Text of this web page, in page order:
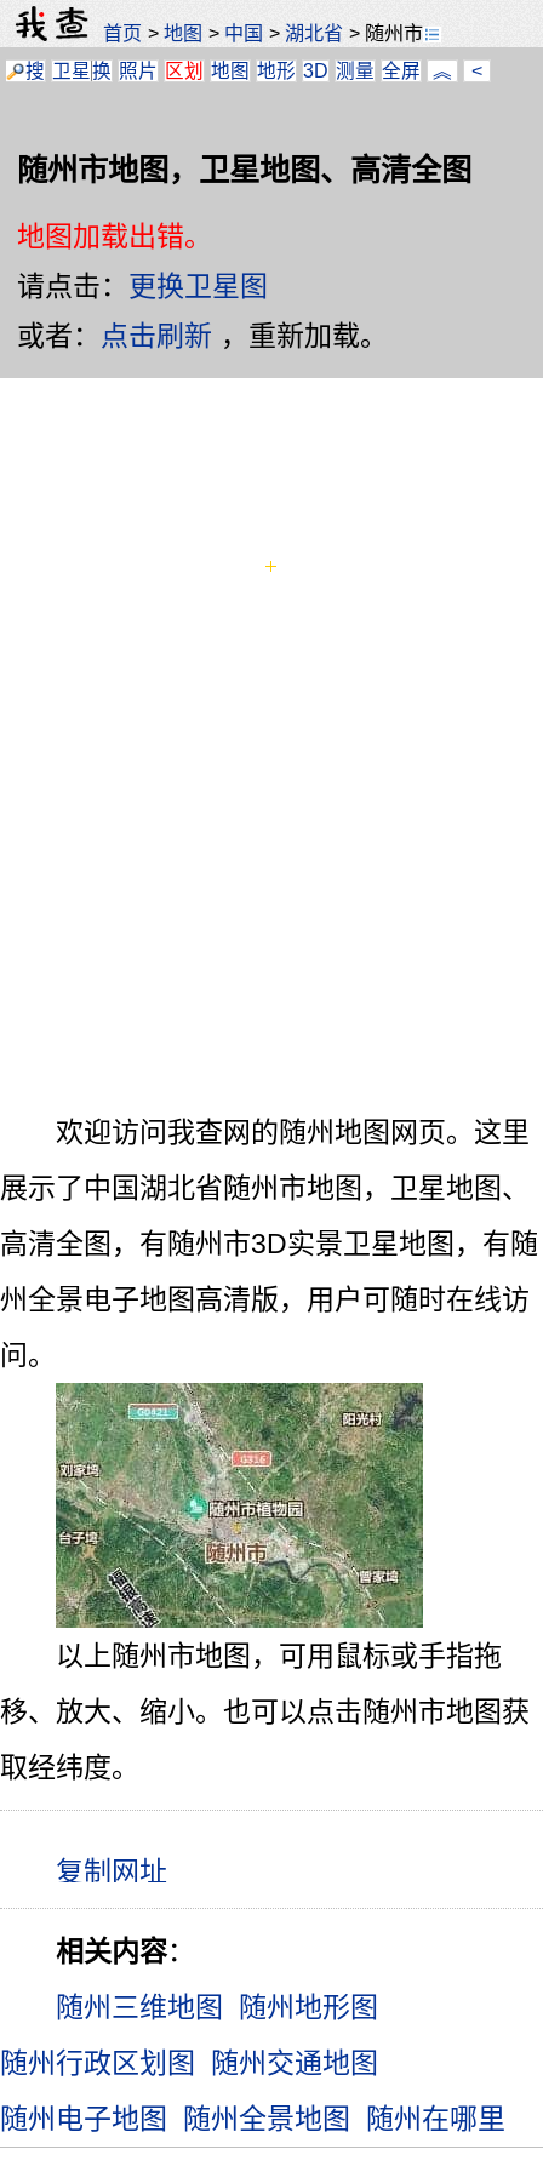
首页 >地图 > 中国 >湖北省 > 随州市
搜 卫星换 照片 区划 地图 地形 3D 测量 全屏 ︽ <
随州市地图，卫星地图、高清全图
地图加载出错。
请点击： 更换卫星图
或者： 点击刷新 ，重新加载。
欢迎访问我查网的随州地图网页。这里
展示了中国湖北省随州市地图，卫星地图、
高清全图，有随州市3D实景卫星地图，有随
州全景电子地图高清版，用户可随时在线访
问。
以上随州市地图，可用鼠标或手指拖
移、放大、缩小。也可以点击随州市地图获
取经纬度。
相关内容：
随州三维地图
随州地形图
随州行政区划图
随州交通地图
随州电子地图
随州全景地图 随州在哪里